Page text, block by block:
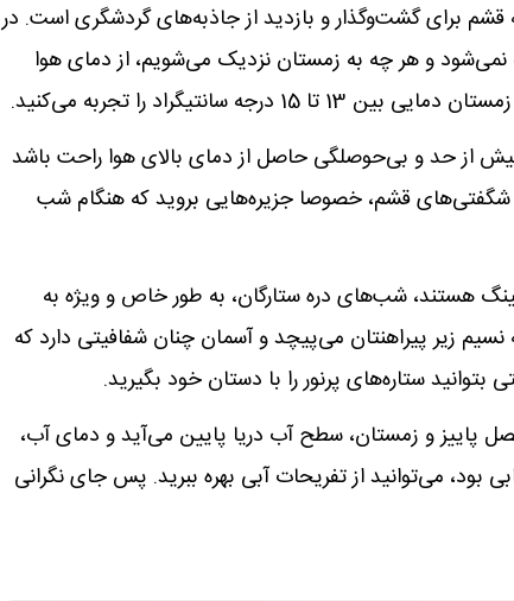
قشم برای گشت‌وگذار و بازدید از جاذبه‌های گردشگری است. در
دمای هوا بیشتر از 25 درجه نمی‌شود و هر چه به زمستان نزدیک می‌شویم، از دمای هوا
سانتیگراد را تجربه می‌کنید.
از حد و بی‌حوصلگی حاصل از دمای بالای هوا راحت باشد
شگفتی‌های قشم، خصوصا جزیره‌هایی بروید که هنگام شب
هستند، شب‌های دره ستارگان، به طور خاص و ویژه به
زیر پیراهنتان می‌پیچد و آسمان چنان شفافیتی دارد که
بتوانید ستاره‌های پرنور را با دستان خود بگیرید.
پاییز و زمستان، سطح آب دریا پایین می‌آید و دمای آب،
بود، می‌توانید از تفریحات آبی بهره ببرید. پس جای نگرانی